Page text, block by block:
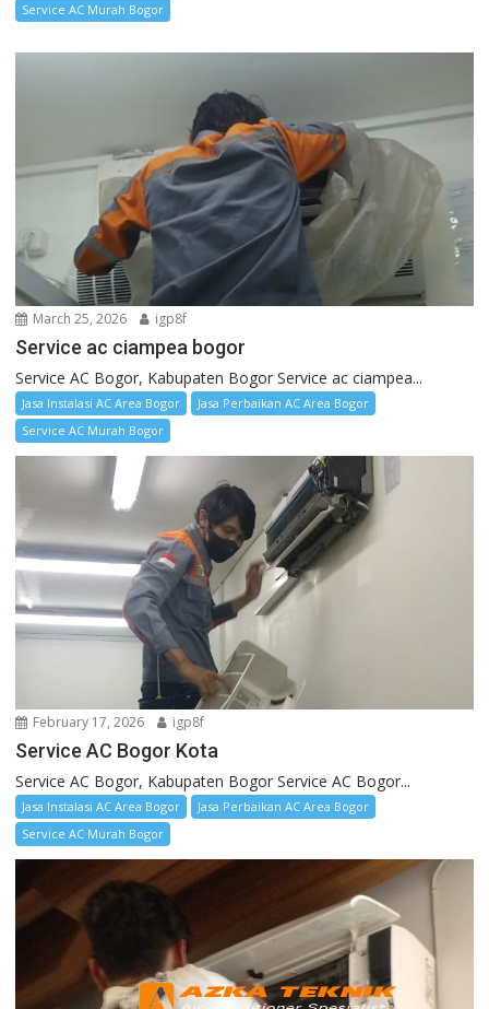
Service AC Murah Bogor
March 25, 2026 igp8f
Service ac ciampea bogor
Service AC Bogor, Kabupaten Bogor Service ac ciampea...
Jasa Instalasi AC Area Bogor
Jasa Perbaikan AC Area Bogor
Service AC Murah Bogor
February 17, 2026 igp8f
Service AC Bogor Kota
Service AC Bogor, Kabupaten Bogor Service AC Bogor...
Jasa Instalasi AC Area Bogor
Jasa Perbaikan AC Area Bogor
Service AC Murah Bogor